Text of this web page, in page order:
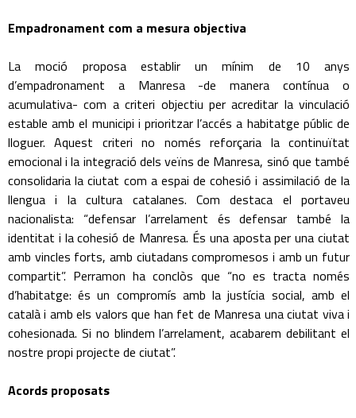
Empadronament com a mesura objectiva
La moció proposa establir un mínim de 10 anys
d’empadronament a Manresa -de manera contínua o
acumulativa- com a criteri objectiu per acreditar la vinculació
estable amb el municipi i prioritzar l’accés a habitatge públic de
lloguer. Aquest criteri no només reforçaria la continuïtat
emocional i la integració dels veïns de Manresa, sinó que també
consolidaria la ciutat com a espai de cohesió i assimilació de la
llengua i la cultura catalanes. Com destaca el portaveu
nacionalista: “defensar l’arrelament és defensar també la
identitat i la cohesió de Manresa. És una aposta per una ciutat
amb vincles forts, amb ciutadans compromesos i amb un futur
compartit”. Perramon ha conclòs que “no es tracta només
d’habitatge: és un compromís amb la justícia social, amb el
català i amb els valors que han fet de Manresa una ciutat viva i
cohesionada. Si no blindem l’arrelament, acabarem debilitant el
nostre propi projecte de ciutat”.
Acords proposats